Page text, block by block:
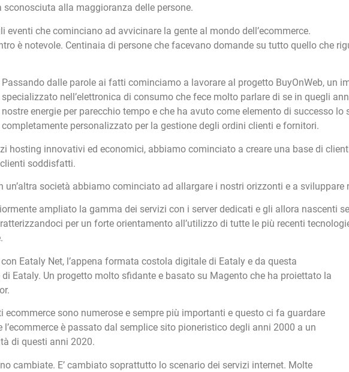
sconosciuta alla maggioranza delle persone.
che cominciano ad avvicinare la gente al mondo dell’ecommerce.
è notevole. Centinaia di persone che facevano domande su tutto quello che
Passando dalle parole ai fatti cominciamo a lavorare al progetto BuyOnWeb, un
specializzato nell’elettronica di consumo che fece molto parlare di se in quegli
nostre energie per parecchio tempo e che ha avuto come elemento di successo lo
completamente personalizzato per la gestione degli ordini clienti e fornitori.
hosting innovativi ed economici, abbiamo cominciato a creare una base di
soddisfatti.
un’altra società abbiamo cominciato ad allargare i nostri orizzonti e a sviluppare
ampliato la gamma dei servizi con i server dedicati e gli allora nascenti
per un forte orientamento all’utilizzo di tutte le più recenti
Eataly Net, l’appena formata costola digitale di Eataly e da questa
Eataly. Un progetto molto sfidante e basato su Magento che ha proiettato la
sono numerose e sempre più importanti e questo ci fa guardare
è passato dal semplice sito pioneristico degli anni 2000 a un
di questi anni 2020.
cambiate. E’ cambiato soprattutto lo scenario dei servizi internet. Molte